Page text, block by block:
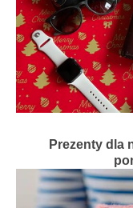
Prezenty dla